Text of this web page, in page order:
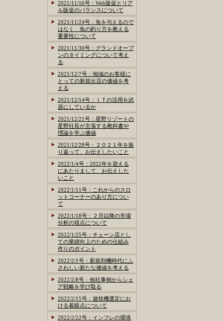
2021/11/16号：Web販促とリア
ル販促のバランスについて
2021/11/24号：魚を与えるので
はなく、魚の釣り方を教える
重要性について
2021/11/30号：グランドオープ
ンのタイミングについて考え
る
2021/12/7号：地域のお客様に
とっての新規出店の価値を考
える
2021/12/14号：ＩＴの活用を武
器にしているか
2021/12/21号：星野リゾートの
星野社長が主張する教科書や
理論を学ぶ価値
2021/12/28号：２０２１年を振
り返って、お伝えしたいこと
2022/1/4号：2022年を迎える
にあたりまして、お伝えした
いこと
2022/1/11号：これからのスロ
ットコーナーのあり方につい
て
2022/1/18号：２月以降の市場
分析の視点について
2022/1/25号：チェーン店とし
ての業績向上のための仕組み
作りのポイント
2022/2/1号：新規則機時代にふ
さわしい新たな価値を考える
2022/2/8号：他社事例からシェ
ア戦略を学び取る
2022/2/15号：遊技機選定にお
ける着眼点について
2022/2/22号：インフレの環境